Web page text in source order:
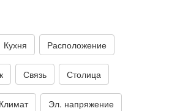
Кухня Расположение
Связь Столица
Климат Эл. напряжение